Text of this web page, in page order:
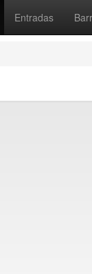
Entradas